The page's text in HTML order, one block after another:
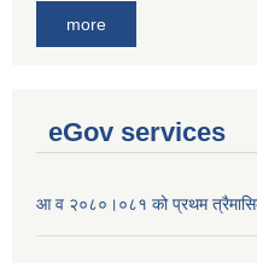
more
eGov services
आ व २०८०।०८१ को प्रथम त्रैमासिक